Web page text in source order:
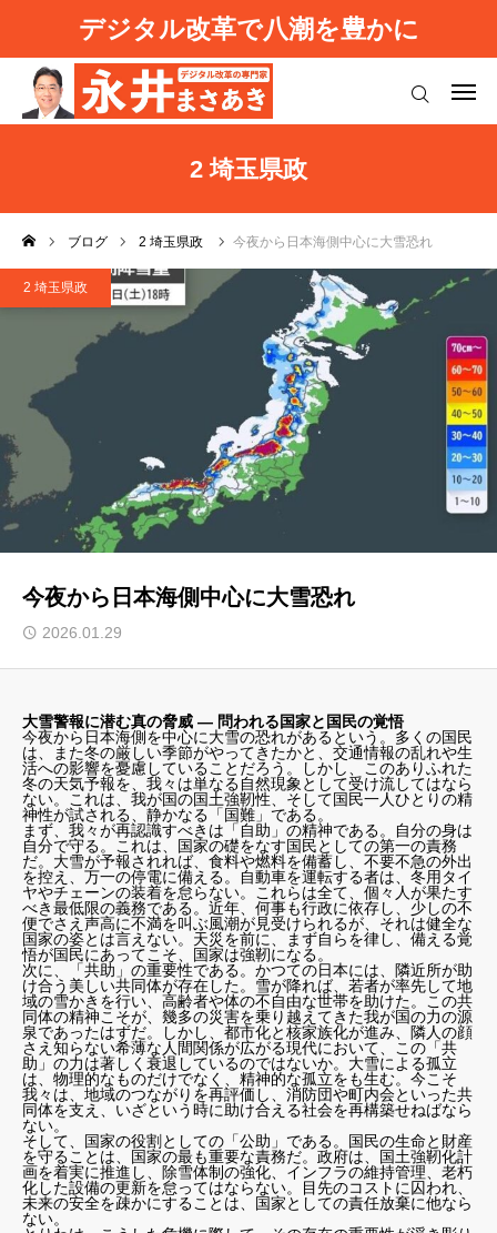
デジタル改革で八潮を豊かに
2 埼玉県政
ブログ 2 埼玉県政 今夜から日本海側中心に大雪恐れ
2 埼玉県政
今夜から日本海側中心に大雪恐れ
2026.01.29
大雪警報に潜む真の脅威 ― 問われる国家と国民の覚悟
今夜から日本海側を中心に大雪の恐れがあるという。多くの国民
は、また冬の厳しい季節がやってきたかと、交通情報の乱れや生
活への影響を憂慮していることだろう。しかし、このありふれた
冬の天気予報を、我々は単なる自然現象として受け流してはなら
ない。これは、我が国の国土強靭性、そして国民一人ひとりの精
神性が試される、静かなる「国難」である。
まず、我々が再認識すべきは「自助」の精神である。自分の身は
自分で守る。これは、国家の礎をなす国民としての第一の責務
だ。大雪が予報されれば、食料や燃料を備蓄し、不要不急の外出
を控え、万一の停電に備える。自動車を運転する者は、冬用タイ
ヤやチェーンの装着を怠らない。これらは全て、個々人が果たす
べき最低限の義務である。近年、何事も行政に依存し、少しの不
便でさえ声高に不満を叫ぶ風潮が見受けられるが、それは健全な
国家の姿とは言えない。天災を前に、まず自らを律し、備える覚
悟が国民にあってこそ、国家は強靭になる。
次に、「共助」の重要性である。かつての日本には、隣近所が助
け合う美しい共同体が存在した。雪が降れば、若者が率先して地
域の雪かきを行い、高齢者や体の不自由な世帯を助けた。この共
同体の精神こそが、幾多の災害を乗り越えてきた我が国の力の源
泉であったはずだ。しかし、都市化と核家族化が進み、隣人の顔
さえ知らない希薄な人間関係が広がる現代において、この「共
助」の力は著しく衰退しているのではないか。大雪による孤立
は、物理的なものだけでなく、精神的な孤立をも生む。今こそ
我々は、地域のつながりを再評価し、消防団や町内会といった共
同体を支え、いざという時に助け合える社会を再構築せねばなら
ない。
そして、国家の役割としての「公助」である。国民の生命と財産
を守ることは、国家の最も重要な責務だ。政府は、国土強靭化計
画を着実に推進し、除雪体制の強化、インフラの維持管理、老朽
化した設備の更新を怠ってはならない。目先のコストに囚われ、
未来の安全を疎かにすることは、国家としての責任放棄に他なら
ない。
ログイン
基本理念
ブログ
よくあるご質問
ご意見等
利用規約
プライバシーポリシー